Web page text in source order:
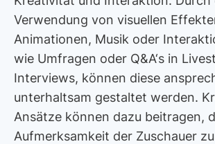
Verwendung von visuellen
Animationen, Musik oder
wie Umfragen oder Q&A‘s in
Interviews, können diese
unterhaltsam gestaltet werden.
Ansätze können dazu beitragen,
Aufmerksamkeit der Zuschauer